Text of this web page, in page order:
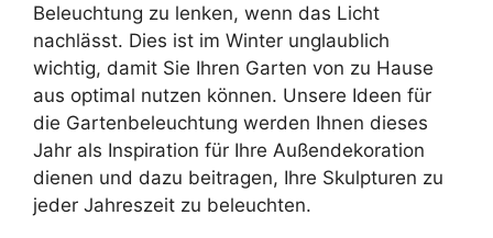
Beleuchtung zu lenken, wenn das Licht
nachlässt. Dies ist im Winter unglaublich
wichtig, damit Sie Ihren Garten von zu Hause
aus optimal nutzen können. Unsere Ideen für
die Gartenbeleuchtung werden Ihnen dieses
Jahr als Inspiration für Ihre Außendekoration
dienen und dazu beitragen, Ihre Skulpturen zu
jeder Jahreszeit zu beleuchten.